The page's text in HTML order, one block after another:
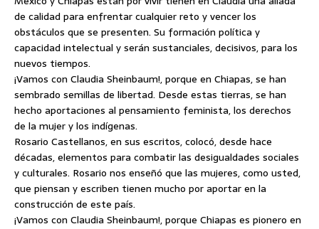
de calidad para enfrentar cualquier reto y vencer los
obstáculos que se presenten. Su formación política y
capacidad intelectual y serán sustanciales, decisivos, para los
nuevos tiempos.
¡Vamos con Claudia Sheinbaum!, porque en Chiapas, se han
sembrado semillas de libertad. Desde estas tierras, se han
hecho aportaciones al pensamiento feminista, los derechos
de la mujer y los indígenas.
Rosario Castellanos, en sus escritos, colocó, desde hace
décadas, elementos para combatir las desigualdades sociales
y culturales. Rosario nos enseñó que las mujeres, como usted,
que piensan y escriben tienen mucho por aportar en la
construcción de este país.
¡Vamos con Claudia Sheinbaum!, porque Chiapas es pionero en